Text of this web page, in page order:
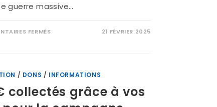
guerre massive…
FERMÉS 21 FÉVRIER 2025
/ DONS / INFORMATIONS
collectés grâce à vos